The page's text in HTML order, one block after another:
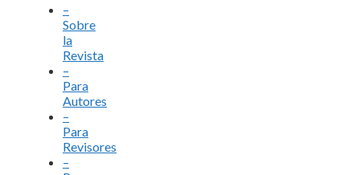
–
Sobre
la
Revista
–
Para
Autores
–
Para
Revisores
–